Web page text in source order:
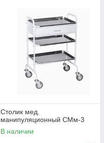
Столик мед.
манипуляционный СМм-3
В наличии